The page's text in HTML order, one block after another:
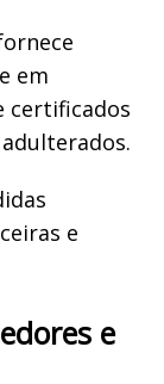
em
certificados
e
e